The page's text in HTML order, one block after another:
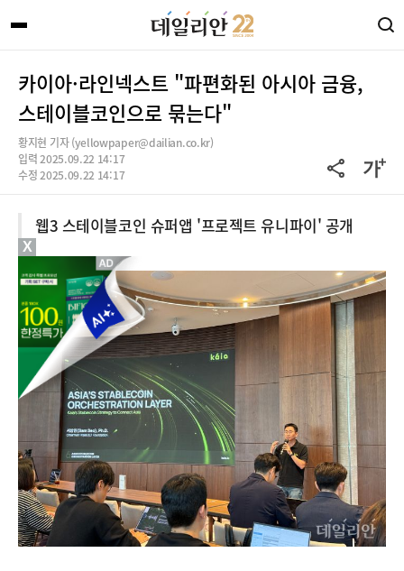
카이아·라인넥스트 "파편화된 아시아 금융,
스테이블코인으로 묶는다"
황지현 기자 (yellowpaper@dailian.co.kr)
입력 2025.09.22 14:17
수정 2025.09.22 14:17
웹3 스테이블코인 슈퍼앱 '프로젝트 유니파이' 공개
X